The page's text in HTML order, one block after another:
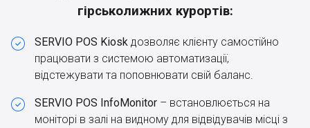
гірськолижних курортів:
SERVIO POS Kiosk дозволяє клієнту самостійно
працювати з системою автоматизації,
відстежувати та поповнювати свій баланс.
SERVIO POS InfoMonitor – встановлюється на
моніторі в залі на видному для відвідувачів місці з